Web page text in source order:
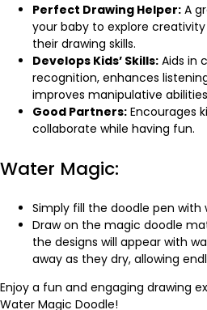
Perfect Drawing Helper: A
your baby to explore
their drawing skills.
Develops Kids’ Skills: Aids in
recognition, enhances
improves manipulative
Good Partners: Encourages
collaborate while having fun.
Water Magic:
Simply fill the doodle pen with
Draw on the magic doodle
the designs will appear with
away as they dry, allowing
Enjoy a fun and engaging drawing
Water Magic Doodle!